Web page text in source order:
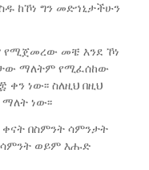
ከኾነ ግን መድኀኒታችሁን
የሚጀመረው መቼ እንደ ኾነ
ማለትም የሚፈሰከው
ነው፡፡ ስለዚህ በዚህ
ነው፡፡
በስምንት ሳምንታት
ሳምንት ወይም እሑድ